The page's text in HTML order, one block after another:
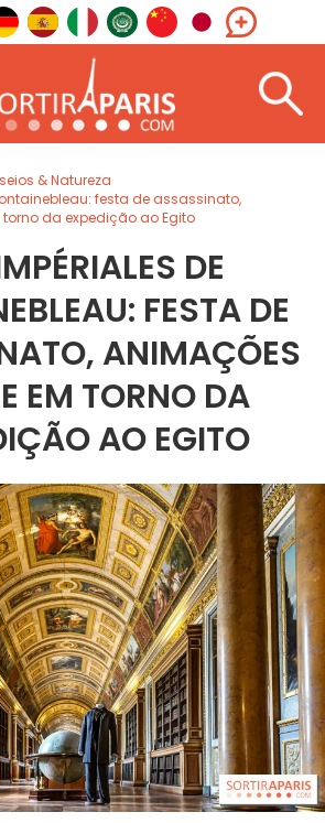
& Natureza
festa de assassinato,
da expedição ao Egito
DE
FESTA DE
ANIMAÇÕES
EM TORNO DA
AO EGITO